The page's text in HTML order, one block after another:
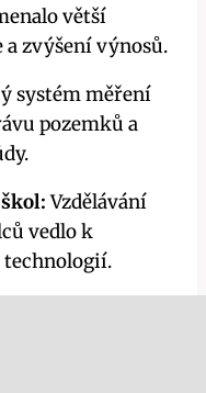
větší
a zvýšení výnosů.
systém měření
pozemků a
Vzdělávání
vedlo k
technologií.